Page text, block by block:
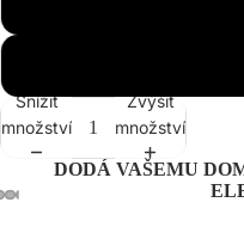
Snížit
množství
Zvýšit
množství
DODÁ VAŠEMU